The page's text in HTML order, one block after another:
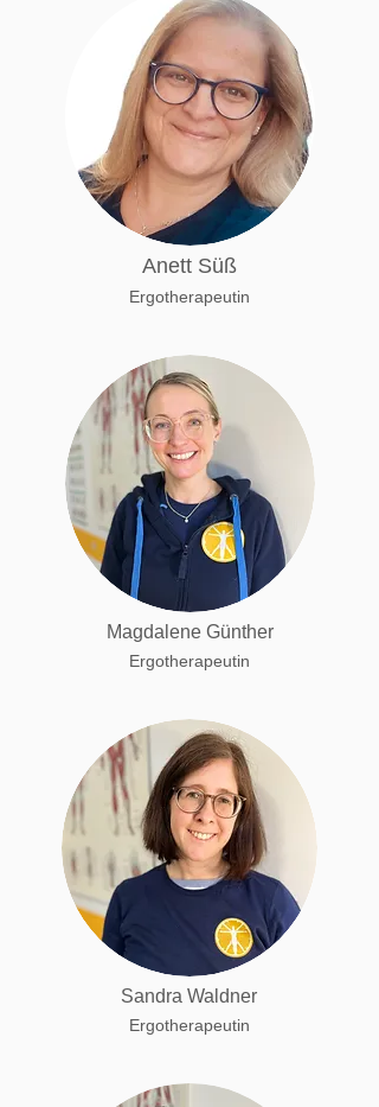
Anett Süß
Ergotherapeutin
Magdalene Günther
Ergotherapeutin
Sandra Waldner
Ergotherapeutin